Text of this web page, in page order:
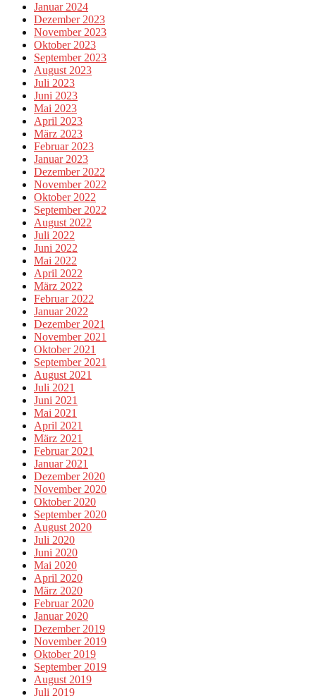
Januar 2024
Dezember 2023
November 2023
Oktober 2023
September 2023
August 2023
Juli 2023
Juni 2023
Mai 2023
April 2023
März 2023
Februar 2023
Januar 2023
Dezember 2022
November 2022
Oktober 2022
September 2022
August 2022
Juli 2022
Juni 2022
Mai 2022
April 2022
März 2022
Februar 2022
Januar 2022
Dezember 2021
November 2021
Oktober 2021
September 2021
August 2021
Juli 2021
Juni 2021
Mai 2021
April 2021
März 2021
Februar 2021
Januar 2021
Dezember 2020
November 2020
Oktober 2020
September 2020
August 2020
Juli 2020
Juni 2020
Mai 2020
April 2020
März 2020
Februar 2020
Januar 2020
Dezember 2019
November 2019
Oktober 2019
September 2019
August 2019
Juli 2019